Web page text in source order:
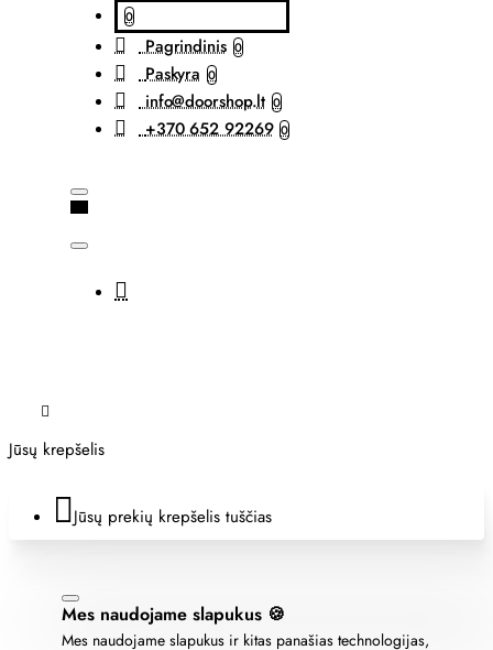
0
Pagrindinis 0
Paskyra 0
info@doorshop.lt 0
+370 652 92269 0
Jūsų krepšelis
Jūsų prekių krepšelis tuščias
Mes naudojame slapukus 🍪
Mes naudojame slapukus ir kitas panašias technologijas,